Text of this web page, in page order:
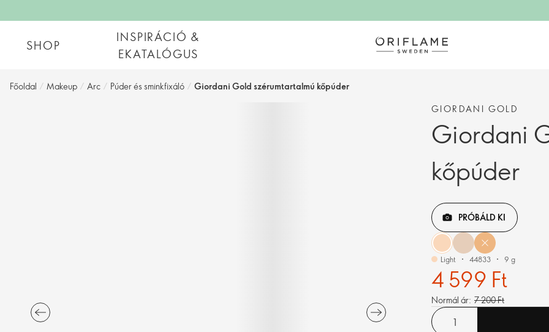
SHOP
INSPIRÁCIÓ &
EKATALÓGUS
Főoldal / Makeup / Arc / Púder és sminkfixáló / Giordani Gold szérumtartalmú kőpúder
GIORDANI GOLD
Giordani
kőpúder
PRÓBÁLD KI
Light 44833 9 g
4 599 Ft
Normál ár: 7 200 Ft